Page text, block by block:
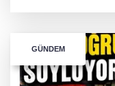
GÜNDEM